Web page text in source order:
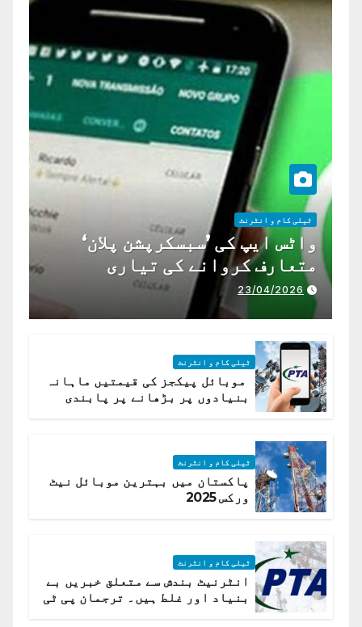
ٹیلی کام و انٹرنٹ
واٹس ایپ کی ’سبسکرپشن پلان‘
متعارف کروانے کی تیاری
23/04/2026
ٹیلی کام و انٹرنٹ
موبائل پیکجز کی قیمتیں ماہانہ
بنیادوں پر بڑھانے پر پابندی
ٹیلی کام و انٹرنٹ
پاکستان میں بہترین موبائل نیٹ
ورکس 2025
ٹیلی کام و انٹرنٹ
انٹرنیٹ بندش سے متعلق خبریں بے
بنیاد اور غلط ہیں۔ ترجمان پی ٹی